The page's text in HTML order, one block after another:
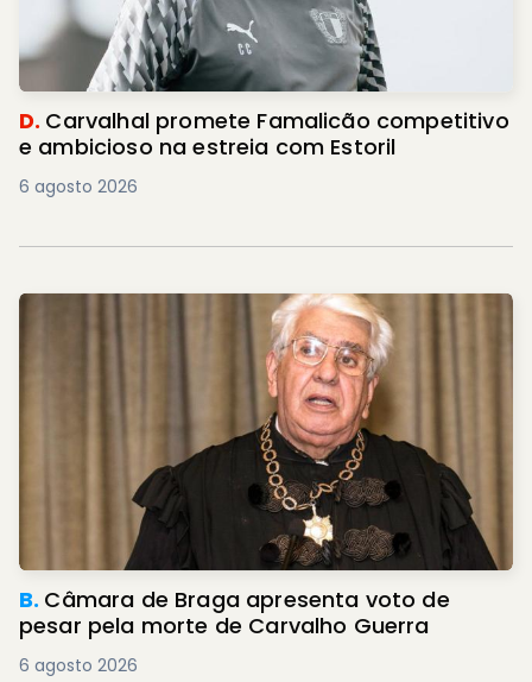
D. Carvalhal promete Famalicão competitivo
e ambicioso na estreia com Estoril
6 agosto 2026
B. Câmara de Braga apresenta voto de
pesar pela morte de Carvalho Guerra
6 agosto 2026